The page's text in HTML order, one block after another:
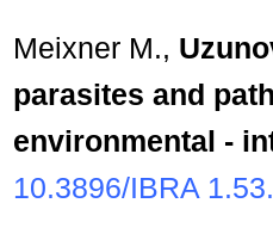
Meixner M.,
parasites and
environmental -
10.3896/IBRA